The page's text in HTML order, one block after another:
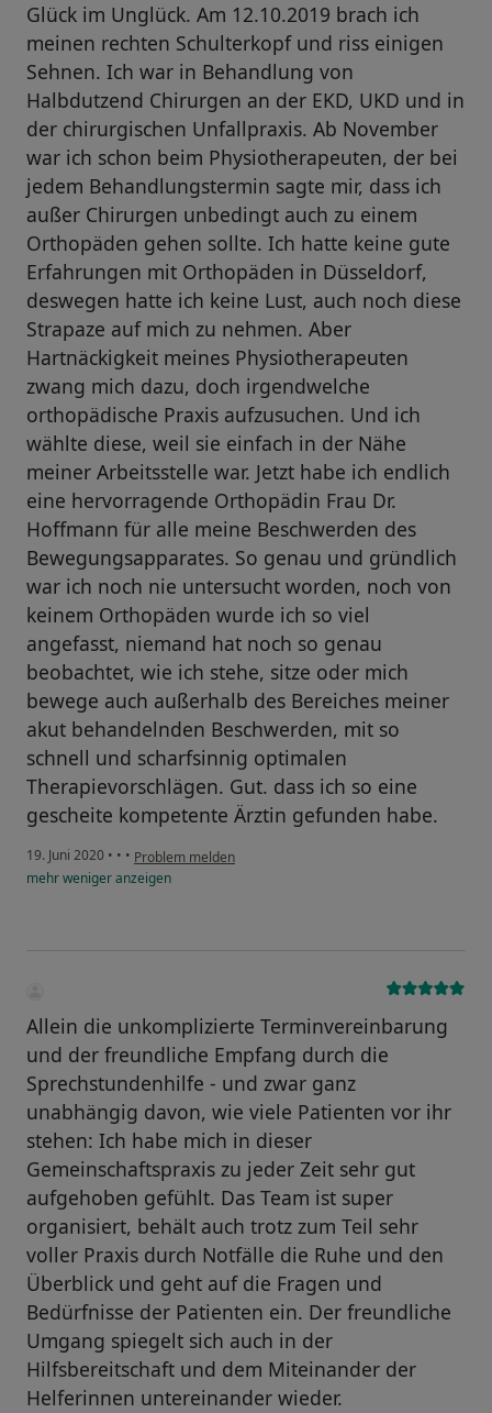
Glück im Unglück. Am 12.10.2019 brach ich
meinen rechten Schulterkopf und riss einigen
Sehnen. Ich war in Behandlung von
Halbdutzend Chirurgen an der EKD, UKD und in
der chirurgischen Unfallpraxis. Ab November
war ich schon beim Physiotherapeuten, der bei
jedem Behandlungstermin sagte mir, dass ich
außer Chirurgen unbedingt auch zu einem
Orthopäden gehen sollte. Ich hatte keine gute
Erfahrungen mit Orthopäden in Düsseldorf,
deswegen hatte ich keine Lust, auch noch diese
Strapaze auf mich zu nehmen. Aber
Hartnäckigkeit meines Physiotherapeuten
zwang mich dazu, doch irgendwelche
orthopädische Praxis aufzusuchen. Und ich
wählte diese, weil sie einfach in der Nähe
meiner Arbeitsstelle war. Jetzt habe ich endlich
eine hervorragende Orthopädin Frau Dr.
Hoffmann für alle meine Beschwerden des
Bewegungsapparates. So genau und gründlich
war ich noch nie untersucht worden, noch von
keinem Orthopäden wurde ich so viel
angefasst, niemand hat noch so genau
beobachtet, wie ich stehe, sitze oder mich
bewege auch außerhalb des Bereiches meiner
akut behandelnden Beschwerden, mit so
schnell und scharfsinnig optimalen
Therapievorschlägen. Gut. dass ich so eine
gescheite kompetente Ärztin gefunden habe.
19. Juni 2020 • • • Problem melden
mehrwenigeranzeigen
Allein die unkomplizierte Terminvereinbarung
und der freundliche Empfang durch die
Sprechstundenhilfe - und zwar ganz
unabhängig davon, wie viele Patienten vor ihr
stehen: Ich habe mich in dieser
Gemeinschaftspraxis zu jeder Zeit sehr gut
aufgehoben gefühlt. Das Team ist super
organisiert, behält auch trotz zum Teil sehr
voller Praxis durch Notfälle die Ruhe und den
Überblick und geht auf die Fragen und
Bedürfnisse der Patienten ein. Der freundliche
Umgang spiegelt sich auch in der
Hilfsbereitschaft und dem Miteinander der
Helferinnen untereinander wieder.